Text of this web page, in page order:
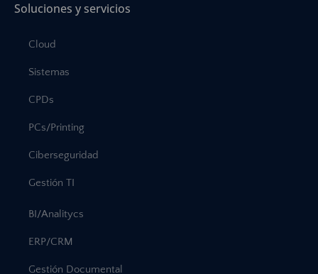
Soluciones y servicios
Cloud
Sistemas
CPDs
PCs/Printing
Ciberseguridad
Gestión TI
BI/Analitycs
ERP/CRM
Gestión Documental